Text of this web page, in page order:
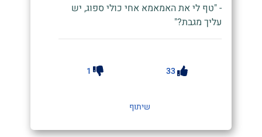
- "טף לי את האמאמא אחי כולי ספוג, יש
עליך מגבת?"
33
1
שיתוף